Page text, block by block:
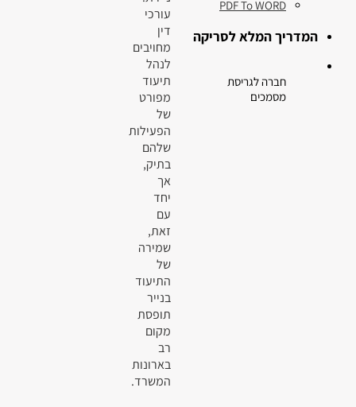
עורכי
דין
מחויבים
לנהל
תיעוד
מפורט
של
הפעילות
שלהם
בתיק,
אך
יחד
עם
זאת,
שמירה
של
התיעוד
בנייר
תופסת
מקום
רב
בארונות
המשרד.
PDF To WORD
המדריך המלא לסריקה
חברה לגריסת
מסמכים